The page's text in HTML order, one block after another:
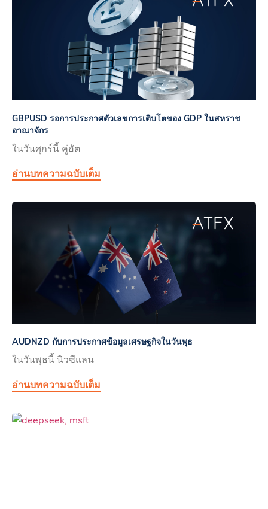
GBPUSD รอการประกาศตัวเลขการเติบโตของ GDP ในสหราช
อาณาจักร
ในวันศุกร์นี้ คู่อัต
อ่านบทความฉบับเต็ม
AUDNZD กับการประกาศข้อมูลเศรษฐกิจในวันพุธ
ในวันพุธนี้ นิวซีแลน
อ่านบทความฉบับเต็ม